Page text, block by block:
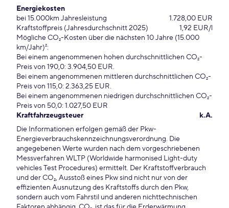
Energiekosten
bei 15.000km Jahresleistung
1.728,00 EUR
Kraftstoffpreis (Jahresdurchschnitt 2025)
1,92 EUR/l
Mögliche CO₂-Kosten über die nächsten 10 Jahre (15.000
km/Jahr)²:
Bei einem angenommenen hohen durchschnittlichen CO₂-
Preis von 190,0: 3.904,50 EUR.
Bei einem angenommenen mittleren durchschnittlichen CO₂-
Preis von 115,0: 2.363,25 EUR.
Bei einem angenommenen niedrigen durchschnittlichen CO₂-
Preis von 50,0: 1.027,50 EUR
Kraftfahrzeugsteuer
k.A.
Die Informationen erfolgen gemäß der Pkw-
Energieverbrauchskennzeichnungsverordnung. Die
angegebenen Werte wurden nach dem vorgeschriebenen
Messverfahren WLTP (Worldwide harmonised Light-duty
vehicles Test Procedures) ermittelt. Der Kraftstoffverbrauch
und der CO₂, Ausstoß eines Pkw sind nicht nur von der
effizienten Ausnutzung des Kraftstoffs durch den Pkw,
sondern auch vom Fahrstil und anderen nichttechnischen